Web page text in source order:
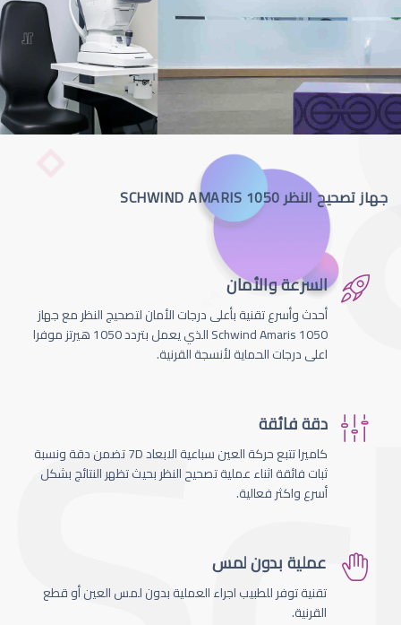
جهاز تصحيح النظر SCHWIND AMARIS 1050
السرعة والأمان
أحدث وأسرع تقنية بأعلى درجات الأمان لتصحيج النظر مع جهاز
Schwind Amaris 1050 الذي يعمل بتردد 1050 هيرتز موفرا
اعلى درجات الحماية لأنسجة القرنية.
دقة فائقة
كاميرا تتبع حركة العين سباعية الابعاد 7D تضمن دقة ونسبة
ثبات فائقة اثناء عملية تصحيح النظر بحيث تظهر النتائج بشكل
أسرع واكثر فعالية.
عملية بدون لمس
تقنية توفر للطبيب اجراء العملية بدون لمس العين أو قطع
القرنية.